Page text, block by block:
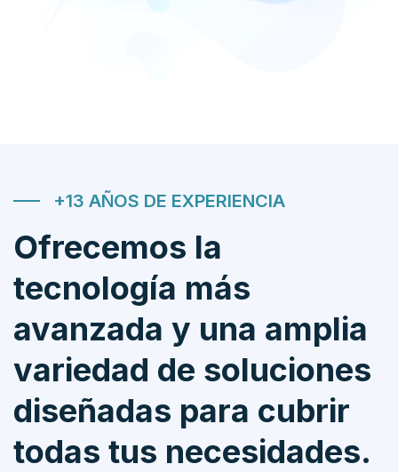
+13 AÑOS DE EXPERIENCIA
Ofrecemos la
tecnología más
avanzada y una amplia
variedad de soluciones
diseñadas para cubrir
todas tus necesidades.